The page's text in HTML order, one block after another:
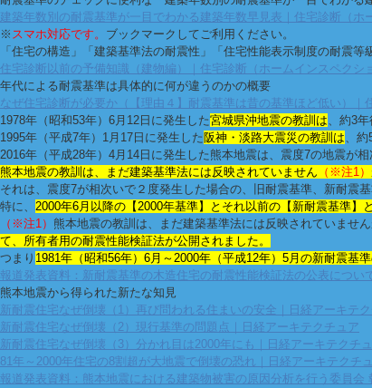
建築年数別の耐震基準が一目でわかる建築年数早見表｜住宅診断（ホ
※ スマホ対応です。 ブックマークしてご利用ください。
「住宅の構造」「建築基準法の耐震性」「住宅性能表示制度の耐震
住宅診断以前の予備知識（建物編）｜住宅診断（ホームインスペクシ
年代による耐震基準は具体的に何が違うのかの概要
なぜ住宅診断が必要か（【理由４】耐震基準は昔の基準ほど低い）
1978年（昭和53年）6月12日に発生した宮城県沖地震の教訓は、約3
1995年（平成7年）1月17日に発生した阪神・淡路大震災の教訓は、約
2016年（平成28年）4月14日に発生した熊本地震は、震度7の地震が
熊本地震の教訓は、まだ建築基準法には反映されていません （※注1）
それは、震度7が相次いで２度発生した場合の、旧耐震基準、新耐震
特に、 2000年6月以降の【2000年基準】とそれ以前の【新耐震基準】
（※注1） 熊本地震の教訓は、まだ建築基準法には反映されていませ
て、所有者用の耐震性能検証法が公開されました。
つまり 1981年（昭和56年）6月～2000年（平成12年）5月の新耐震基
報道発表資料：新耐震基準の木造住宅の耐震性能検証法の公表につい
熊本地震から得られた新たな知見
新耐震住宅なぜ倒壊（1）再び問われる住まいの安全｜日経アーキテ
新耐震住宅なぜ倒壊（2）現行基準の問題点｜日経アーキテクチュア
新耐震住宅なぜ倒壊（3）分かれ目は2000年にも｜日経アーキテクチ
81年～2000年住宅の8割超が大地震で倒壊の恐れ｜日経アーキテクチ
報道発表資料：熊本地震における建築物被害の原因分析を行う委員会